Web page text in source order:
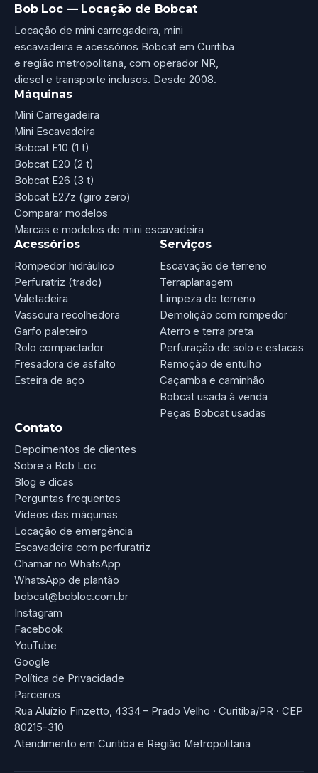
Bob Loc — Locação de Bobcat
Locação de mini carregadeira, mini
escavadeira e acessórios Bobcat em Curitiba
e região metropolitana, com operador NR,
diesel e transporte inclusos. Desde 2008.
Máquinas
Mini Carregadeira
Mini Escavadeira
Bobcat E10 (1 t)
Bobcat E20 (2 t)
Bobcat E26 (3 t)
Bobcat E27z (giro zero)
Comparar modelos
Marcas e modelos de mini escavadeira
Acessórios
Rompedor hidráulico
Perfuratriz (trado)
Valetadeira
Vassoura recolhedora
Garfo paleteiro
Rolo compactador
Fresadora de asfalto
Esteira de aço
Serviços
Escavação de terreno
Terraplanagem
Limpeza de terreno
Demolição com rompedor
Aterro e terra preta
Perfuração de solo e estacas
Remoção de entulho
Caçamba e caminhão
Bobcat usada à venda
Peças Bobcat usadas
Contato
Depoimentos de clientes
Sobre a Bob Loc
Blog e dicas
Perguntas frequentes
Vídeos das máquinas
Locação de emergência
Escavadeira com perfuratriz
Chamar no WhatsApp
WhatsApp de plantão
bobcat@bobloc.com.br
Instagram
Facebook
YouTube
Google
Política de Privacidade
Parceiros
Rua Aluízio Finzetto, 4334 – Prado Velho · Curitiba/PR · CEP
80215-310
Atendimento em Curitiba e Região Metropolitana